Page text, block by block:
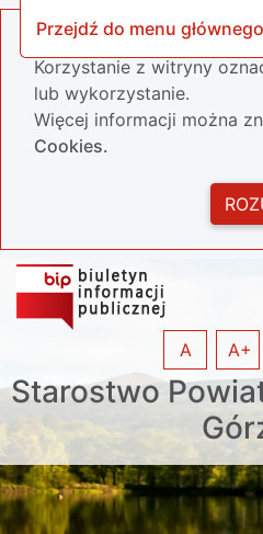
Przejdź do menu głównego
Nasza strona
Korzystanie z witryny
lub wykorzystanie.
Więcej informacji można
Cookies.
Starostwo
A A+